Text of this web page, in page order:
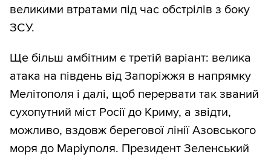
великими втратами під час обстрілів з боку
ЗСУ.
Ще більш амбітним є третій варіант: велика
атака на південь від Запоріжжя в напрямку
Мелітополя і далі, щоб перервати так званий
сухопутний міст Росії до Криму, а звідти,
можливо, вздовж берегової лінії Азовського
моря до Маріуполя. Президент Зеленський